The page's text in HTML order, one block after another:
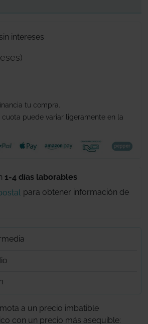
sin intereses
tu compra.
puede variar ligeramente en la
1-4 días laborables.
para obtener información de
a un precio imbatible
con un precio más asequible: